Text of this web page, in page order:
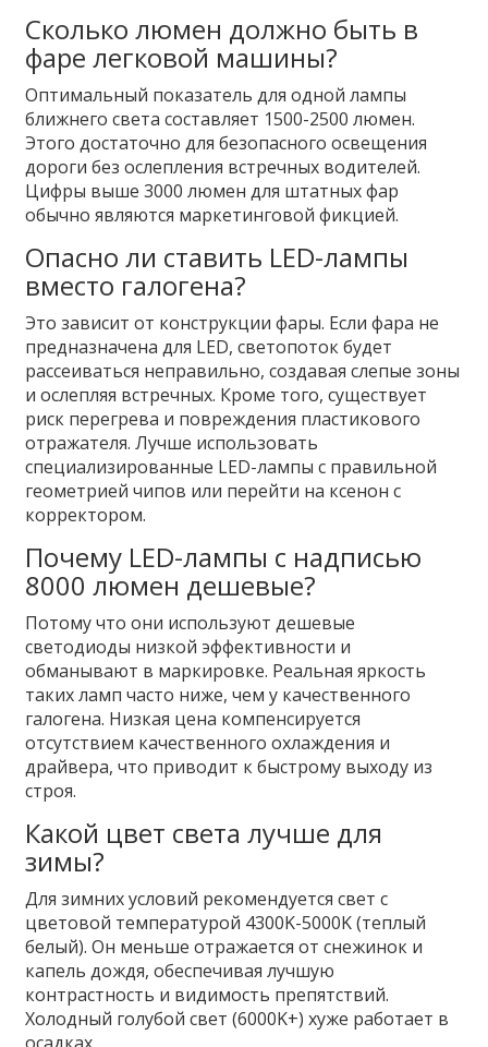
Сколько люмен должно быть в
фаре легковой машины?
Оптимальный показатель для одной лампы
ближнего света составляет 1500-2500 люмен.
Этого достаточно для безопасного освещения
дороги без ослепления встречных водителей.
Цифры выше 3000 люмен для штатных фар
обычно являются маркетинговой фикцией.
Опасно ли ставить LED-лампы
вместо галогена?
Это зависит от конструкции фары. Если фара не
предназначена для LED, светопоток будет
рассеиваться неправильно, создавая слепые зоны
и ослепляя встречных. Кроме того, существует
риск перегрева и повреждения пластикового
отражателя. Лучше использовать
специализированные LED-лампы с правильной
геометрией чипов или перейти на ксенон с
корректором.
Почему LED-лампы с надписью
8000 люмен дешевые?
Потому что они используют дешевые
светодиоды низкой эффективности и
обманывают в маркировке. Реальная яркость
таких ламп часто ниже, чем у качественного
галогена. Низкая цена компенсируется
отсутствием качественного охлаждения и
драйвера, что приводит к быстрому выходу из
строя.
Какой цвет света лучше для
зимы?
Для зимних условий рекомендуется свет с
цветовой температурой 4300K-5000K (теплый
белый). Он меньше отражается от снежинок и
капель дождя, обеспечивая лучшую
контрастность и видимость препятствий.
Холодный голубой свет (6000K+) хуже работает в